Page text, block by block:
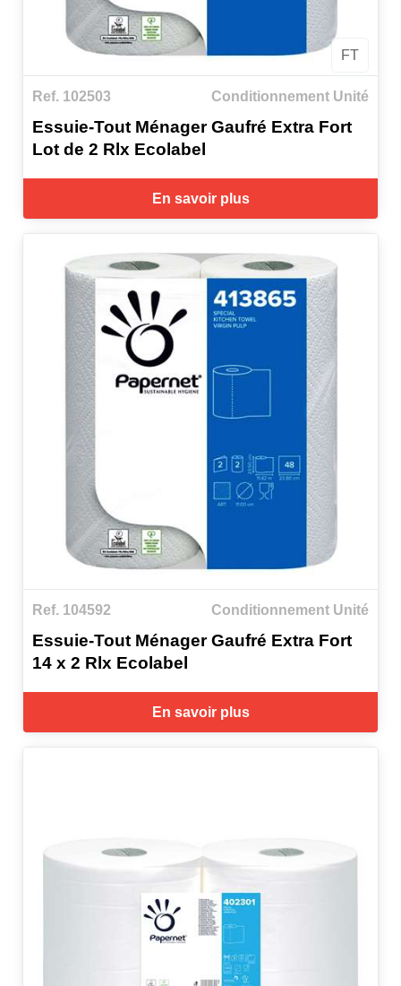
FT
Ref. 102503 Conditionnement Unité
Essuie-Tout Ménager Gaufré Extra Fort
Lot de 2 Rlx Ecolabel
En savoir plus
Ref. 104592 Conditionnement Unité
Essuie-Tout Ménager Gaufré Extra Fort
14 x 2 Rlx Ecolabel
En savoir plus